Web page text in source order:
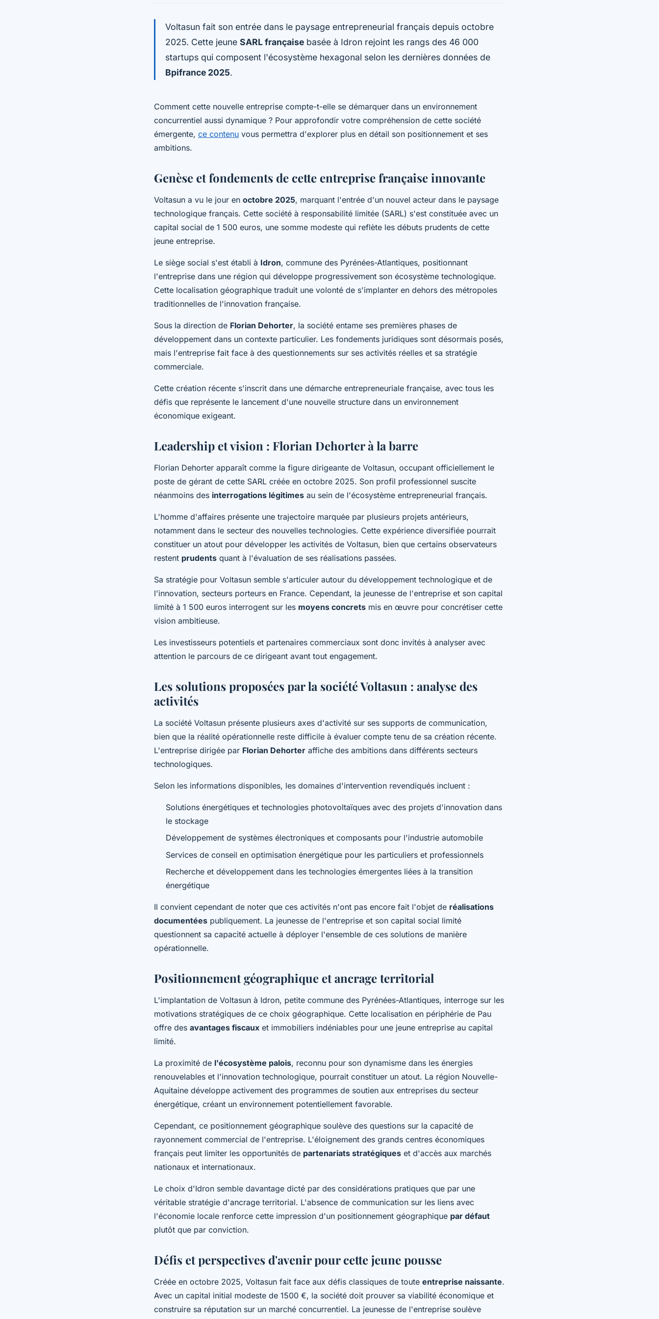
Voltasun fait son entrée dans le paysage entrepreneurial français depuis octobre
2025. Cette jeune SARL française basée à Idron rejoint les rangs des 46 000
startups qui composent l'écosystème hexagonal selon les dernières données de
Bpifrance 2025.
Comment cette nouvelle entreprise compte-t-elle se démarquer dans un environnement
concurrentiel aussi dynamique ? Pour approfondir votre compréhension de cette société
émergente, ce contenu vous permettra d'explorer plus en détail son positionnement et ses
ambitions.
Genèse et fondements de cette entreprise française innovante
Voltasun a vu le jour en octobre 2025, marquant l'entrée d'un nouvel acteur dans le paysage
technologique français. Cette société à responsabilité limitée (SARL) s'est constituée avec un
capital social de 1 500 euros, une somme modeste qui reflète les débuts prudents de cette
jeune entreprise.
Le siège social s'est établi à Idron, commune des Pyrénées-Atlantiques, positionnant
l'entreprise dans une région qui développe progressivement son écosystème technologique.
Cette localisation géographique traduit une volonté de s'implanter en dehors des métropoles
traditionnelles de l'innovation française.
Sous la direction de Florian Dehorter, la société entame ses premières phases de
développement dans un contexte particulier. Les fondements juridiques sont désormais posés,
mais l'entreprise fait face à des questionnements sur ses activités réelles et sa stratégie
commerciale.
Cette création récente s'inscrit dans une démarche entrepreneuriale française, avec tous les
défis que représente le lancement d'une nouvelle structure dans un environnement
économique exigeant.
Leadership et vision : Florian Dehorter à la barre
Florian Dehorter apparaît comme la figure dirigeante de Voltasun, occupant officiellement le
poste de gérant de cette SARL créée en octobre 2025. Son profil professionnel suscite
néanmoins des interrogations légitimes au sein de l'écosystème entrepreneurial français.
L'homme d'affaires présente une trajectoire marquée par plusieurs projets antérieurs,
notamment dans le secteur des nouvelles technologies. Cette expérience diversifiée pourrait
constituer un atout pour développer les activités de Voltasun, bien que certains observateurs
restent prudents quant à l'évaluation de ses réalisations passées.
Sa stratégie pour Voltasun semble s'articuler autour du développement technologique et de
l'innovation, secteurs porteurs en France. Cependant, la jeunesse de l'entreprise et son capital
limité à 1 500 euros interrogent sur les moyens concrets mis en œuvre pour concrétiser cette
vision ambitieuse.
Les investisseurs potentiels et partenaires commerciaux sont donc invités à analyser avec
attention le parcours de ce dirigeant avant tout engagement.
Les solutions proposées par la société Voltasun : analyse des
activités
La société Voltasun présente plusieurs axes d'activité sur ses supports de communication,
bien que la réalité opérationnelle reste difficile à évaluer compte tenu de sa création récente.
L'entreprise dirigée par Florian Dehorter affiche des ambitions dans différents secteurs
technologiques.
Selon les informations disponibles, les domaines d'intervention revendiqués incluent :
Solutions énergétiques et technologies photovoltaïques avec des projets d'innovation dans
le stockage
Développement de systèmes électroniques et composants pour l'industrie automobile
Services de conseil en optimisation énergétique pour les particuliers et professionnels
Recherche et développement dans les technologies émergentes liées à la transition
énergétique
Il convient cependant de noter que ces activités n'ont pas encore fait l'objet de réalisations
documentées publiquement. La jeunesse de l'entreprise et son capital social limité
questionnent sa capacité actuelle à déployer l'ensemble de ces solutions de manière
opérationnelle.
Positionnement géographique et ancrage territorial
L'implantation de Voltasun à Idron, petite commune des Pyrénées-Atlantiques, interroge sur les
motivations stratégiques de ce choix géographique. Cette localisation en périphérie de Pau
offre des avantages fiscaux et immobiliers indéniables pour une jeune entreprise au capital
limité.
La proximité de l'écosystème palois, reconnu pour son dynamisme dans les énergies
renouvelables et l'innovation technologique, pourrait constituer un atout. La région Nouvelle-
Aquitaine développe activement des programmes de soutien aux entreprises du secteur
énergétique, créant un environnement potentiellement favorable.
Cependant, ce positionnement géographique soulève des questions sur la capacité de
rayonnement commercial de l'entreprise. L'éloignement des grands centres économiques
français peut limiter les opportunités de partenariats stratégiques et d'accès aux marchés
nationaux et internationaux.
Le choix d'Idron semble davantage dicté par des considérations pratiques que par une
véritable stratégie d'ancrage territorial. L'absence de communication sur les liens avec
l'économie locale renforce cette impression d'un positionnement géographique par défaut
plutôt que par conviction.
Défis et perspectives d'avenir pour cette jeune pousse
Créée en octobre 2025, Voltasun fait face aux défis classiques de toute entreprise naissante.
Avec un capital initial modeste de 1500 €, la société doit prouver sa viabilité économique et
construire sa réputation sur un marché concurrentiel. La jeunesse de l'entreprise soulève